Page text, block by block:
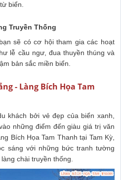
biển.
Truyền Thống
sẽ có cơ hội tham gia các hoạt
lễ cầu ngư, đua thuyền thúng và
bản sắc miền biển.
- Làng Bích Họa Tam
khách bởi vẻ đẹp của biển xanh,
những điểm đến giàu giá trị văn
Bích Họa Tam Thanh tại Tam Kỳ,
sáng với những bức tranh tường
chài truyền thống.